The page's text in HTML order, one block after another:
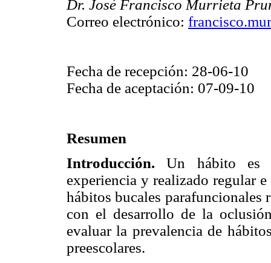
Dr. José Francisco Murrieta
Correo electrónico:
Fecha de recepción: 28-06-10
Fecha de aceptación: 07-09-10
Resumen
Introducción. Un hábito es
experiencia y realizado regular
hábitos bucales parafuncionales
con el desarrollo de la
evaluar la prevalencia de
preescolares.